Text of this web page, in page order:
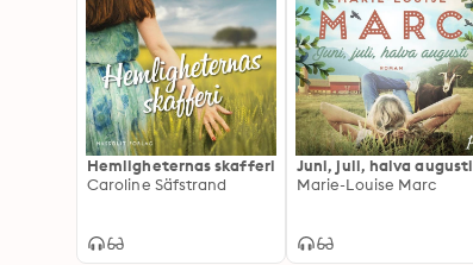
Hemligheternas skafferi
Caroline Säfstrand
Juni, juli, halva augusti
Marie-Louise Marc